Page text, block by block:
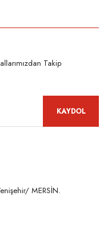
Takip
KAYDOL
ㅤㅤㅤㅤㅤㅤㅤㅤㅤ ㅤㅤㅤㅤㅤㅤㅤㅤㅤㅤ